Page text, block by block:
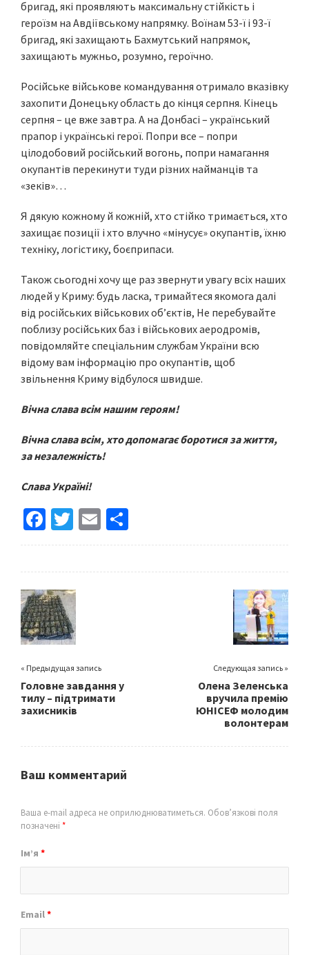
бригад, які проявляють максимальну стійкість і
героїзм на Авдіївському напрямку. Воїнам 53-ї і 93-ї
бригад, які захищають Бахмутський напрямок,
захищають мужньо, розумно, героїчно.
Російське військове командування отримало вказівку
захопити Донецьку область до кінця серпня. Кінець
серпня – це вже завтра. А на Донбасі – український
прапор і українські герої. Попри все – попри
цілодобовий російський вогонь, попри намагання
окупантів перекинути туди різних найманців та
«зеків»…
Я дякую кожному й кожній, хто стійко тримається, хто
захищає позиції і хто влучно «мінусує» окупантів, їхню
техніку, логістику, боєприпаси.
Також сьогодні хочу ще раз звернути увагу всіх наших
людей у Криму: будь ласка, тримайтеся якомога далі
від російських військових обʼєктів, Не перебувайте
поблизу російських баз і військових аеродромів,
повідомляйте спеціальним службам України всю
відому вам інформацію про окупантів, щоб
звільнення Криму відбулося швидше.
Вічна слава всім нашим героям!
Вічна слава всім, хто допомагає боротися за життя,
за незалежність!
Слава Україні!
Fa
ce
o
o
k
T
wi
er
E
m h
« Предыдущая запись
Головне завдання у
тилу – підтримати
захисників
Следующая запись »
Олена Зеленська
вручила премію
ЮНІСЕФ молодим
волонтерам
Ваш комментарий
Ваша e-mail адреса не оприлюднюватиметься. Обов’язкові поля
позначені *
Ім’я *
Email*